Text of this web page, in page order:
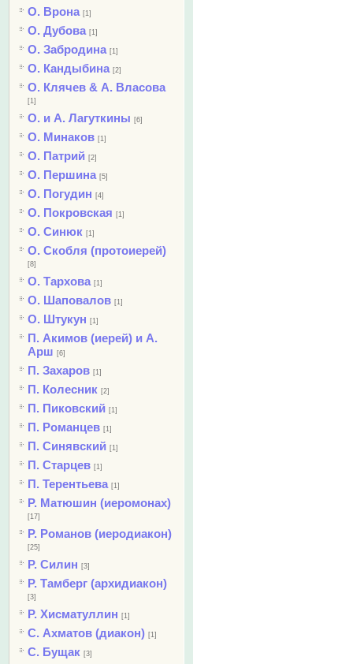
О. Врона [1]
О. Дубова [1]
О. Забродина [1]
О. Кандыбина [2]
О. Клячев & А. Власова
[1]
О. и А. Лагуткины [6]
О. Минаков [1]
О. Патрий [2]
О. Першина [5]
О. Погудин [4]
О. Покровская [1]
О. Синюк [1]
О. Скобля (протоиерей)
[8]
О. Тархова [1]
О. Шаповалов [1]
О. Штукун [1]
П. Акимов (иерей) и А.
Арш [6]
П. Захаров [1]
П. Колесник [2]
П. Пиковский [1]
П. Романцев [1]
П. Синявский [1]
П. Старцев [1]
П. Терентьева [1]
Р. Матюшин (иеромонах)
[17]
Р. Романов (иеродиакон)
[25]
Р. Силин [3]
Р. Тамберг (архидиакон)
[3]
Р. Хисматуллин [1]
С. Ахматов (диакон) [1]
С. Бущак [3]